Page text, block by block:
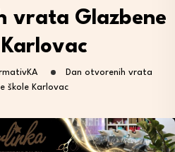
vrata Glazbene
Dan otvorenih vrata
škole Karlovac